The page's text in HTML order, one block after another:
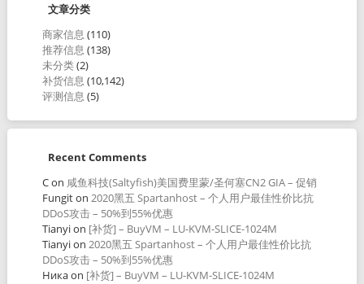
文章分类
商家信息 (110)
推荐信息 (138)
未分类(2)
补货信息 (10,142)
评测信息 (5)
Recent Comments
Con 咸鱼科技(Saltyfish)美国费里蒙/圣何塞CN2 GIA – 促销
Fungiton 2020黑五 Spartanhost – 个人用户最佳性价比抗
DDoS攻击 – 50%到55%优惠
Tianyion [补货] – BuyVM – LU-KVM-SLICE-1024M
Tianyion 2020黑五 Spartanhost – 个人用户最佳性价比抗
DDoS攻击 – 50%到55%优惠
Никаon [补货] – BuyVM – LU-KVM-SLICE-1024M